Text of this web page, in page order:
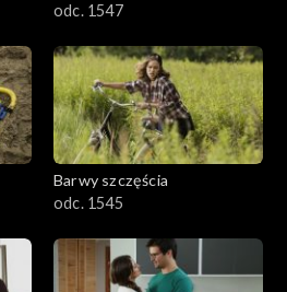
odc. 1547
Barwy szczęścia
odc. 1545